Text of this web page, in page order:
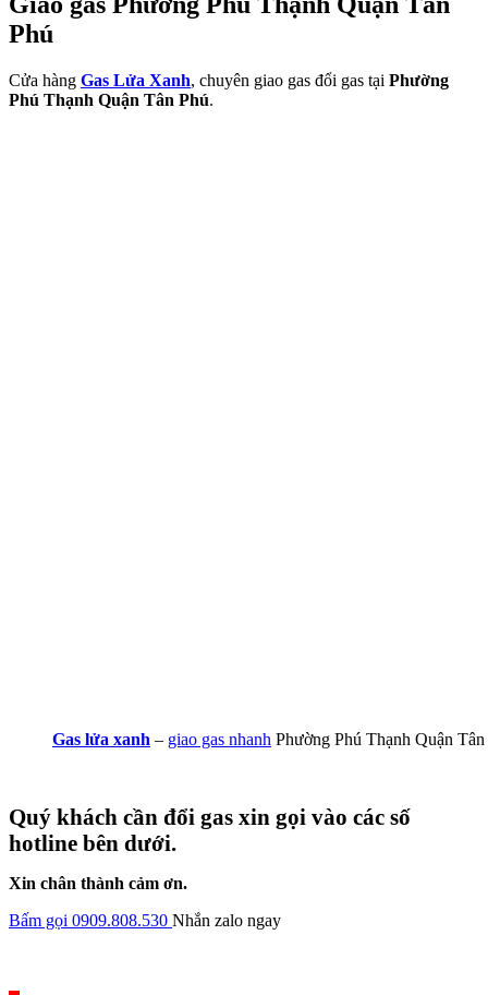
Phú
Cửa hàng Gas Lửa Xanh, chuyên giao gas đổi gas tại Phường
Phú Thạnh Quận Tân Phú.
Gas lửa xanh – giao gas nhanh Phường Phú Thạnh Quận Tân
Quý khách cần đổi gas xin gọi vào các số
hotline bên dưới.
Xin chân thành cảm ơn.
Bấm gọi 0909.808.530 Nhắn zalo ngay